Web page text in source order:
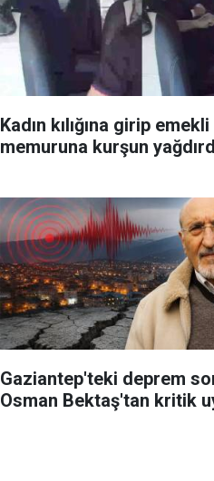
Kadın kılığına girip
memuruna kurşun
Gaziantep'teki deprem
Osman Bektaş'tan kritik